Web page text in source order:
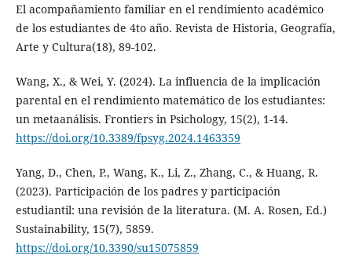
El acompañamiento familiar en el rendimiento académico
de los estudiantes de 4to año. Revista de Historia, Geografía,
Arte y Cultura(18), 89-102.
Wang, X., & Wei, Y. (2024). La influencia de la implicación
parental en el rendimiento matemático de los estudiantes:
un metaanálisis. Frontiers in Psichology, 15(2), 1-14.
https://doi.org/10.3389/fpsyg.2024.1463359
Yang, D., Chen, P., Wang, K., Li, Z., Zhang, C., & Huang, R.
(2023). Participación de los padres y participación
estudiantil: una revisión de la literatura. (M. A. Rosen, Ed.)
Sustainability, 15(7), 5859.
https://doi.org/10.3390/su15075859